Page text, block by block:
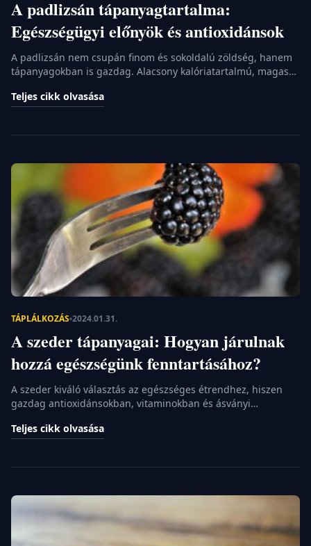
A padlizsán tápanyagtartalma:
Egészségügyi előnyök és antioxidánsok
A padlizsán nem csupán finom és sokoldalú zöldség, hanem
tápanyagokban is gazdag. Alacsony kalóriatartalmú, magas
anyagban gazdag. A padlizsánban található antioxidánsok
Teljes cikk olvasása
TÁPLÁLKOZÁS 2024.01.31.
A szeder tápanyagai: Hogyan járulnak
hozzá egészségünk fenntartásához?
A szeder kiváló választás az egészséges étrendhez, hiszen
gazdag antioxidánsokban, vitaminokban és ásványi
fenntartásához és a betegségek megelőzéséhez.
esetében még ennél is többről […]
Teljes cikk olvasása